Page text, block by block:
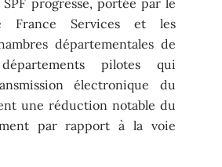
France Services et les
départementales de
pilotes qui
électronique du
une réduction notable du
par rapport à la voie